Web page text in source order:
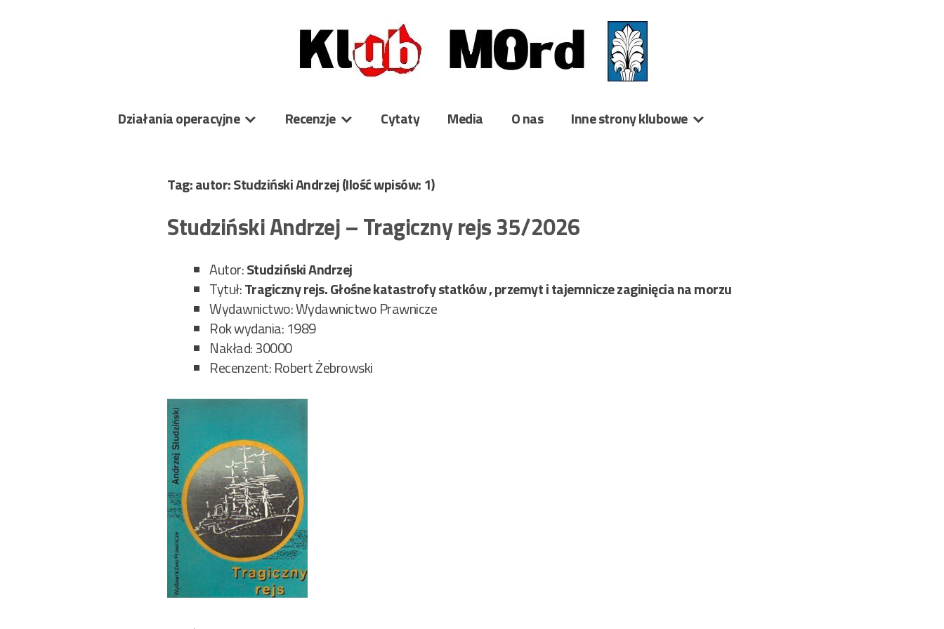
Działania operacyjne Recenzje Cytaty Media O nas Inne strony klubowe
Tag: autor: Studziński Andrzej(Ilość wpisów: 1)
Studziński Andrzej – Tragiczny rejs 35/2026
Autor:Studziński Andrzej
Tytuł:Tragiczny rejs. Głośne katastrofy statków , przemyt i tajemnicze zaginięcia na morzu
Wydawnictwo: Wydawnictwo Prawnicze
Rok wydania: 1989
Nakład: 30000
Recenzent: Robert Żebrowski